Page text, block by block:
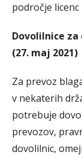
področje
Dovolilnice
(27. maj 2021)
Za prevoz
v nekaterih
potrebuje
prevozov,
dovolilnic,